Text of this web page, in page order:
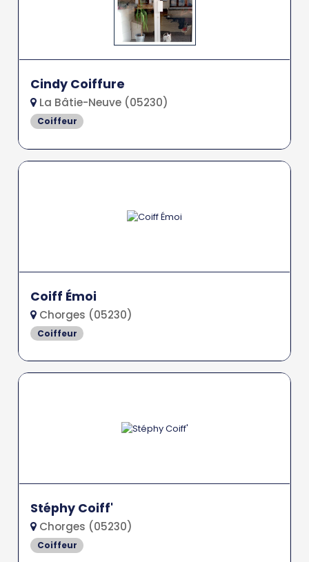
Cindy Coiffure
La Bâtie-Neuve (05230)
Coiffeur
Coiff Émoi
Chorges (05230)
Coiffeur
Stéphy Coiff'
Chorges (05230)
Coiffeur